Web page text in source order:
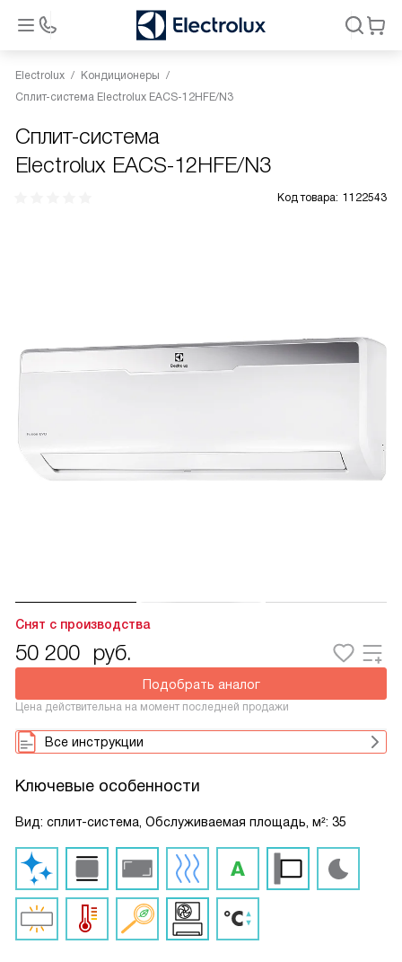
Electrolux
Кондиционеры
Сплит-система Electrolux EACS-12HFE/N3
Сплит-система
Electrolux EACS-12HFE/N3
Код товара: 1122543
Снят с производства
50 200 руб.
Подобрать аналог
Цена действительна на момент последней продажи
Все инструкции
Ключевые особенности
Вид: сплит-система, Обслуживаемая площадь, м²: 35